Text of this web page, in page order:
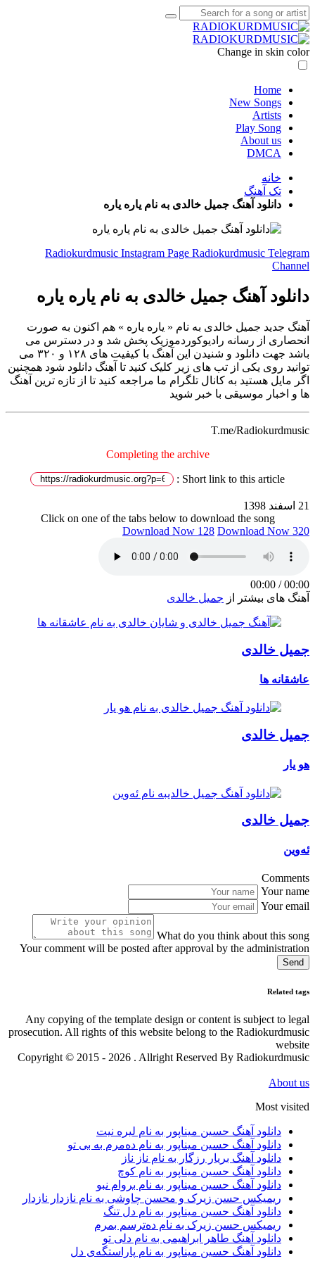
Change in skin color
Home
New Songs
Artists
Play Song
About us
DMCA
خانه
تک آهنگ
دانلود آهنگ جمیل خالدی به نام یاره یاره
Radiokurdmusic Instagram Page Radiokurdmusic Telegram
Channel
دانلود آهنگ جمیل خالدی به نام یاره یاره
آهنگ جدید جمیل خالدی به نام « یاره یاره » هم اکنون به صورت
انحصاری از رسانه رادیوکوردموزیک پخش شد و در دسترس می
باشد جهت دانلود و شنیدن این آهنگ با کیفیت های ۱۲۸ و ۳۲۰ می
توانید روی یکی از تب های زیر کلیک کنید تا آهنگ دانلود شود همچنین
اگر مایل هستید به کانال تلگرام ما مراجعه کنید تا از تازه ترین آهنگ
ها و اخبار موسیقی با خبر شوید
T.me/Radiokurdmusic
Completing the archive
Short link to this article :
21 اسفند 1398
Click on one of the tabs below to download the song
Download Now 128 Download Now 320
00:00
/
00:00
آهنگ های بیشتر از جمیل خالدی
جمیل خالدی
عاشقانه ها
جمیل خالدی
هو یار
جمیل خالدی
ئەوین
Comments
Your name
Your email
What do you think about this song
Your comment will be posted after approval by the administration
Send
Related tags
Any copying of the template design or content is subject to legal
prosecution. All rights of this website belong to the Radiokurdmusic
website
Copyright © 2015 - 2026 . Allright Reserved By Radiokurdmusic
About us
Most visited
دانلود آهنگ حسین میناپور به نام لیره نیت
دانلود آهنگ حسین میناپور به نام دەمرم بە بی تو
دانلود آهنگ بریار رزگار به نام ناز ناز
دانلود آهنگ حسین میناپور به نام کوچ
دانلود آهنگ حسین میناپور به نام بروام نبو
ریمیکس حسن زیرک و محسن چاوشی به نام نازدار نازدار
دانلود آهنگ حسین میناپور به نام دل تنگ
ریمیکس حسن زیرک به نام دەترسم بمرم
دانلود آهنگ طاهر ابراهیمی به نام دلی تو
دانلود آهنگ حسین میناپور به نام پاراستگەی دل